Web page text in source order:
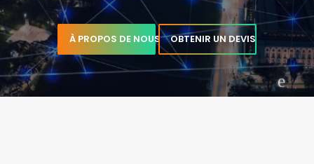
bÀ PROPOS DE NOUS OBTENIR UN DEVIS